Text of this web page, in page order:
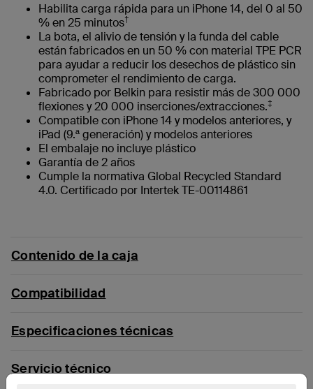
Habilita carga rápida para un iPhone 14, del 0 al 50
% en 25 minutos†
La bota, el alivio de tensión y la funda del cable
están fabricados en un 50 % con material TPE PCR
para ayudar a reducir los desechos de plástico sin
comprometer el rendimiento de carga.
Fabricado por Belkin para resistir más de 300 000
flexiones y 20 000 inserciones/extracciones.‡
Compatible con iPhone 14 y modelos anteriores, y
iPad (9.ª generación) y modelos anteriores
El embalaje no incluye plástico
Garantía de 2 años
Cumple la normativa Global Recycled Standard
4.0. Certificado por Intertek TE-00114861
Contenido de la caja
Compatibilidad
Especificaciones técnicas
Servicio técnico